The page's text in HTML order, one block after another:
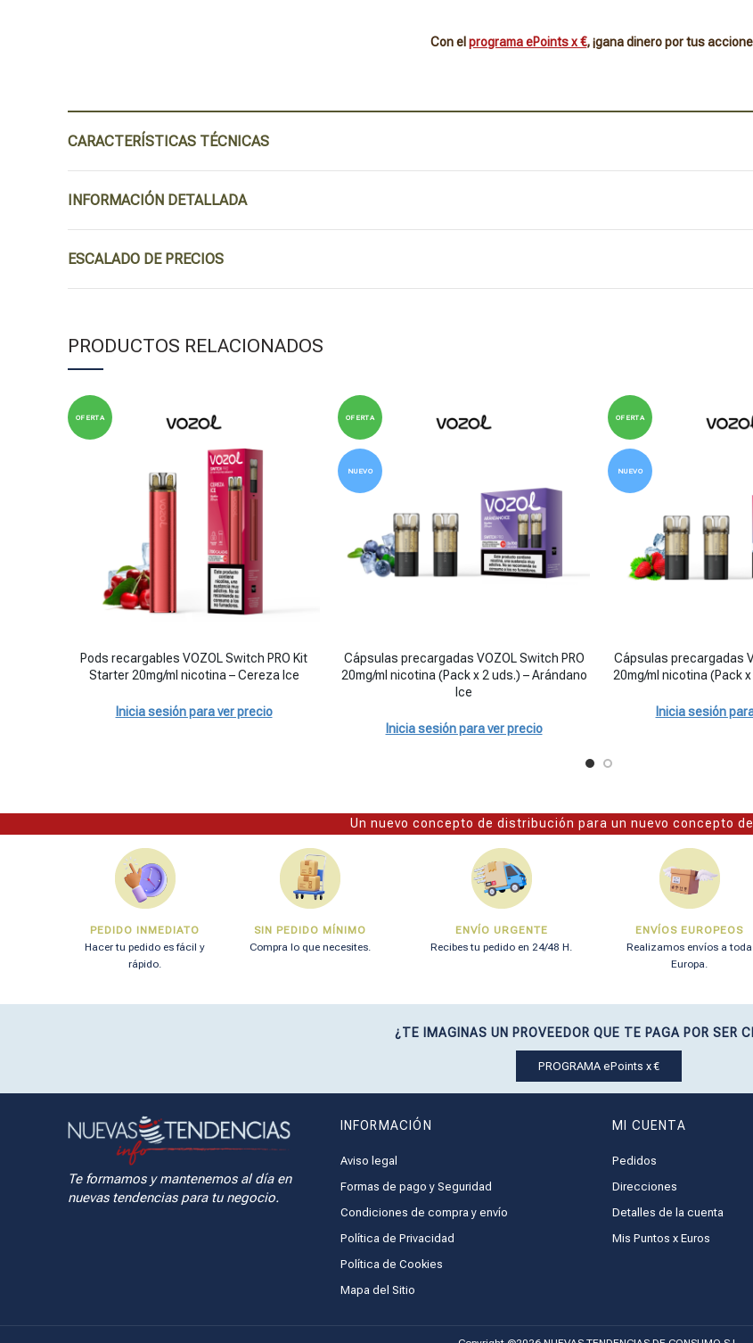
Con elprograma ePoints x €, ¡gana dinero por tus
CARACTERÍSTICAS TÉCNICAS
INFORMACIÓN DETALLADA
ESCALADO DE PRECIOS
PRODUCTOS RELACIONADOS
OFERTA
Pods recargables VOZOL Switch PRO Kit Starter 20mg/ml nicotina - Cereza Ice cantidad
Pods recargables VOZOL Switch PRO Kit
Starter 20mg/ml nicotina – Cereza Ice
Inicia sesión para ver precio
OFERTA
NUEVO
Cápsulas precargadas VOZOL Switch PRO 20mg/ml nicotina (Pack x 2
Cápsulas precargadas VOZOL Switch PRO
20mg/ml nicotina (Pack x 2 uds.) – Arándano
Ice
Inicia sesión para ver precio
OFERTA
NUEVO
Cápsulas precargadas
Cápsulas precargadas
20mg/ml nicotina (Pack
Inicia sesión
Un nuevo concepto de distribución para un nuevo concepto
PEDIDO INMEDIATO
Hacer tu pedido es fácil y
rápido.
SIN PEDIDO MÍNIMO
Compra lo que necesites.
ENVÍO URGENTE
Recibes tu pedido en 24/48 H.
ENVÍOS EUROPEOS
Realizamos envíos a toda
Europa.
¿TE IMAGINAS UN PROVEEDOR QUE TE PAGA POR SER
PROGRAMA ePoints x €
Te formamos y mantenemos al día en
nuevas tendencias para tu negocio.
INFORMACIÓN
Aviso legal
Formas de pago y Seguridad
Condiciones de compra y envío
Política de Privacidad
Política de Cookies
Mapa del Sitio
MI CUENTA
Pedidos
Direcciones
Detalles de la cuenta
Mis Puntos x Euros